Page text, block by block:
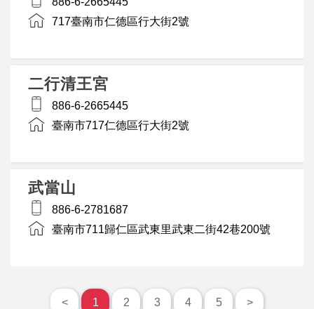
717臺南市仁德區行大街2號
二行清王宮
886-6-2665445
臺南市717仁德區行大街2號
武當山
886-6-2781687
臺南市711歸仁區武東里武東二街42巷200號
< 1 2 3 4 5 >